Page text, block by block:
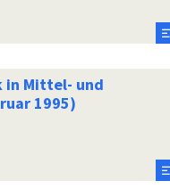
in Mittel- und
1995)